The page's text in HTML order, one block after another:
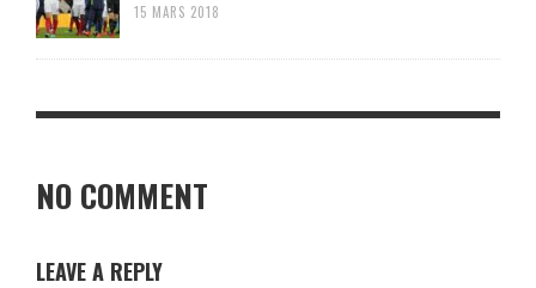
15 MARS 2018
NO COMMENT
LEAVE A REPLY